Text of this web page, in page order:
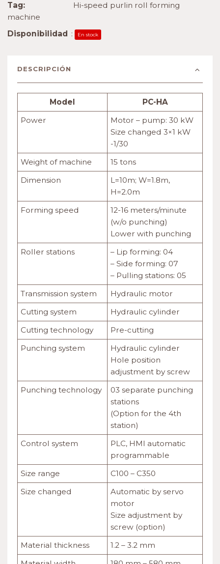
Tag:
Hi-speed purlin roll forming
machine
Disponibilidad : En stock
DESCRIPCIÓN
Model
PC-HA
Power
Motor – pump: 30 kW
Size changed 3×1 kW
-1/30
Weight of machine
15 tons
Dimension
L=10m; W=1.8m,
H=2.0m
Forming speed
12-16 meters/minute
(w/o punching)
Lower with punching
Roller stations
– Lip forming: 04
– Side forming: 07
– Pulling stations: 05
Transmission system
Hydraulic motor
Cutting system
Hydraulic cylinder
Cutting technology
Pre-cutting
Punching system
Hydraulic cylinder
Hole position
adjustment by screw
Punching technology
03 separate punching
stations
(Option for the 4th
station)
Control system
PLC, HMI automatic
programmable
Size range
C100 – C350
Size changed
Automatic by servo
motor
Size adjustment by
screw (option)
Material thickness
1.2 – 3.2 mm